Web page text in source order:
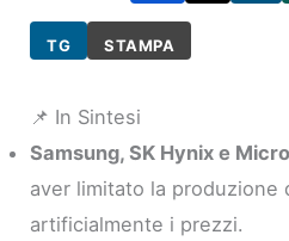
TG STAMPA
📌 In Sintesi
Samsung, SK Hynix e
aver limitato la produzione
artificialmente i prezzi.